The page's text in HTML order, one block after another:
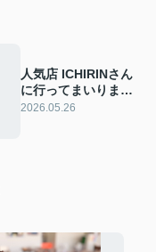
人気店 ICHIRINさん
に行ってまいりまし
た〜！✨️
2026.05.26